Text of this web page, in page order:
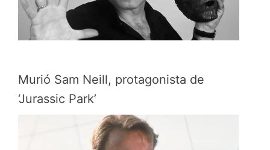
Murió Sam Neill, protagonista de
‘Jurassic Park’